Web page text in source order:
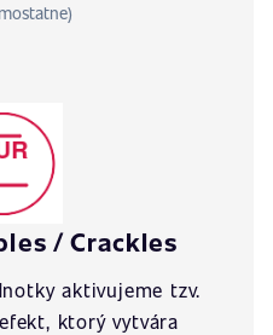
/ Crackles
aktivujeme tzv.
ktorý vytvára